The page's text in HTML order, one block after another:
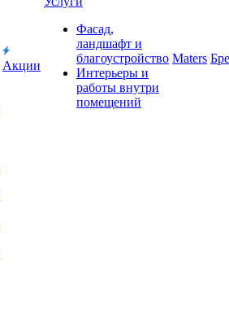
Акции
Фасад,
ландшафт и
благоустройство
Интерьеры и
работы внутри
помещений
Maters